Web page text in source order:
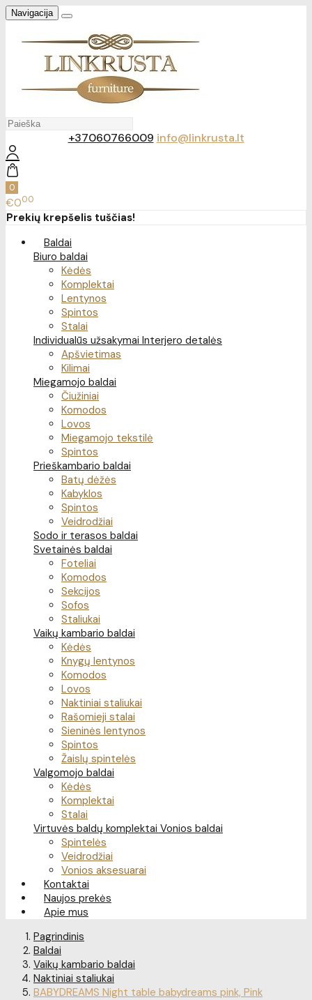
Navigacija
+37060766009 info@linkrusta.lt
0
€000
Prekių krepšelis tuščias!
Baldai
Biuro baldai
Kėdės
Komplektai
Lentynos
Spintos
Stalai
Individualūs užsakymai Interjero detalės
Apšvietimas
Kilimai
Miegamojo baldai
Čiužiniai
Komodos
Lovos
Miegamojo tekstilė
Spintos
Prieškambario baldai
Batų dėžės
Kabyklos
Spintos
Veidrodžiai
Sodo ir terasos baldai
Svetainės baldai
Foteliai
Komodos
Sekcijos
Sofos
Staliukai
Vaikų kambario baldai
Kėdės
Knygų lentynos
Komodos
Lovos
Naktiniai staliukai
Rašomieji stalai
Sieninės lentynos
Spintos
Žaislų spintelės
Valgomojo baldai
Kėdės
Komplektai
Stalai
Virtuvės baldų komplektai Vonios baldai
Spintelės
Veidrodžiai
Vonios aksesuarai
Kontaktai
Naujos prekės
Apie mus
Pagrindinis
Baldai
Vaikų kambario baldai
Naktiniai staliukai
BABYDREAMS Night table babydreams pink, Pink